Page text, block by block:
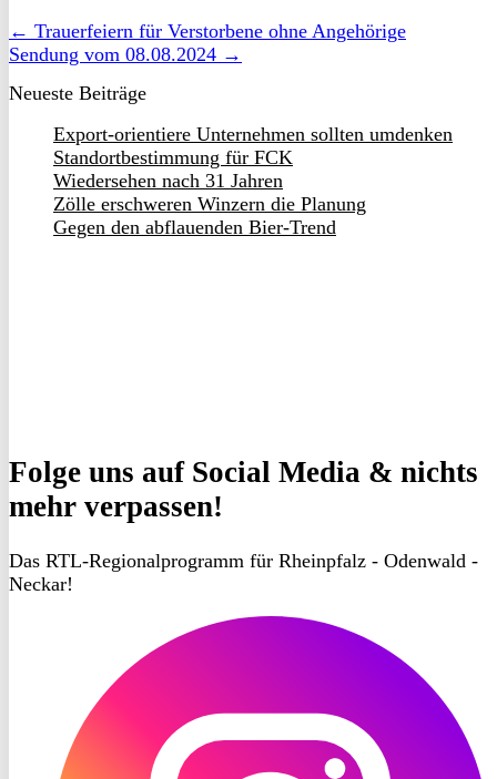
← Trauerfeiern für Verstorbene ohne Angehörige
Sendung vom 08.08.2024 →
Neueste Beiträge
Export-orientiere Unternehmen sollten umdenken
Standortbestimmung für FCK
Wiedersehen nach 31 Jahren
Zölle erschweren Winzern die Planung
Gegen den abflauenden Bier-Trend
Folge uns auf Social Media & nichts
mehr verpassen!
Das RTL-Regionalprogramm für Rheinpfalz - Odenwald -
Neckar!
Instagram